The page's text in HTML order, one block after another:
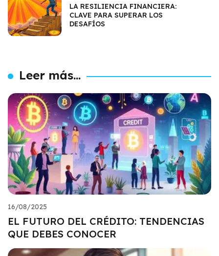
LA RESILIENCIA FINANCIERA:
CLAVE PARA SUPERAR LOS
DESAFÍOS
Leer más...
16/08/2025
EL FUTURO DEL CRÉDITO: TENDENCIAS
QUE DEBES CONOCER